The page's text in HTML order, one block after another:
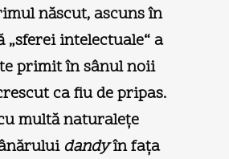
născut, ascuns în
„sferei intelectuale“ a
primit în sânul noii
ca fiu de pripas.
multă naturaleţe
dandyîn faţa